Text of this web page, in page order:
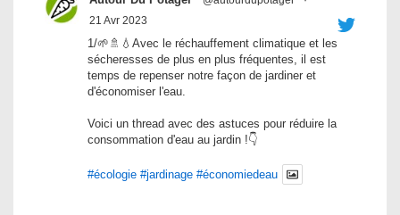
21 Avr 2023
1/🌱🚿💧Avec le réchauffement climatique et les
sécheresses de plus en plus fréquentes, il est
temps de repenser notre façon de jardiner et
d'économiser l'eau.
Voici un thread avec des astuces pour réduire la
consommation d'eau au jardin !👇
#écologie #jardinage #économiedeau